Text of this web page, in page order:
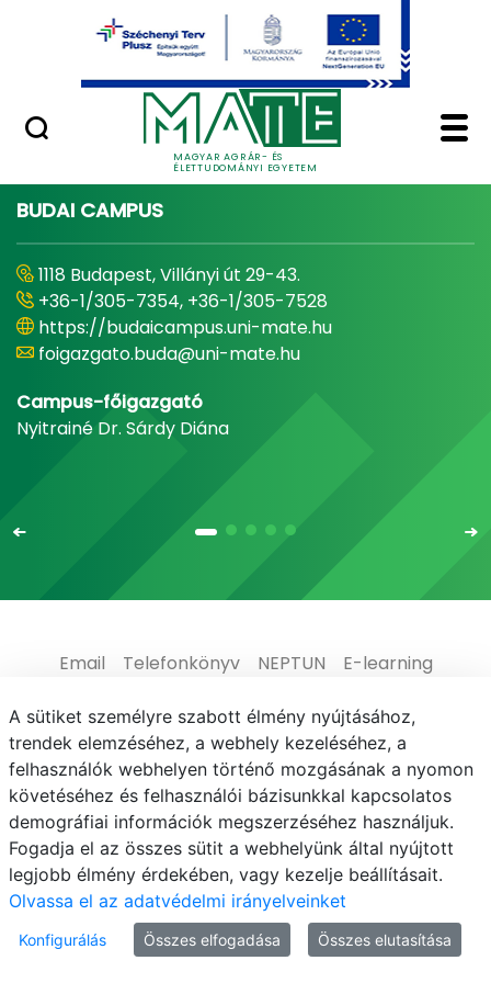
Ugrás a fő tartalomhoz
MAGYAR AGRÁR- ÉS
ÉLETTUDOMÁNYI EGYETEM
Minőségügy
Home - Magyar
BUDAI CAMPUS
1118 Budapest, Villányi út 29-43.
+36-1/305-7354, +36-1/305-7528
https://budaicampus.uni-mate.hu
foigazgato.buda@uni-mate.hu
Campus-főigazgató
Nyitrainé Dr. Sárdy Diána
Email Telefonkönyv NEPTUN
E-learning
Médiaközpont
Informatikai Igazgatóság
Adatvédelem
© MATE 2021
A sütiket személyre szabott élmény nyújtásához,
trendek elemzéséhez, a webhely kezeléséhez, a
felhasználók webhelyen történő mozgásának a nyomon
követéséhez és felhasználói bázisunkkal kapcsolatos
demográfiai információk megszerzéséhez használjuk.
Fogadja el az összes sütit a webhelyünk által nyújtott
legjobb élmény érdekében, vagy kezelje beállításait.
Olvassa el az adatvédelmi irányelveinket
Konfigurálás Összes elfogadása Összes elutasítása